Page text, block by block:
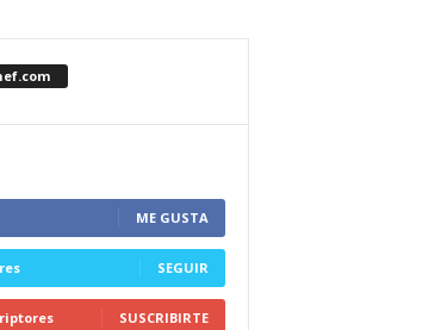
ME GUSTA
SEGUIR
SUSCRIBIRTE